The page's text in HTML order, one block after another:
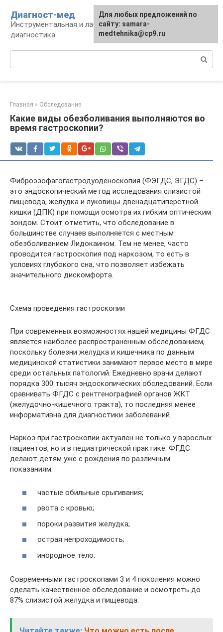
контенту
Диагност-мед
Инструментальная и лабораторная
диагностика
Главная » Обследование
Какие виды обезболивания выполняются во
время гастроскопии?
Фиброэзофагогастродуоденоскопия (ФЭГДС, ЭГДС) –
это эндоскопический метод исследования слизистой
пищевода, желудка и луковицы двенадцатиперстной
кишки (ДПК) при помощи осмотра их гибким оптическим
зондом. Стоит отметить, что обследование в
большинстве случаев выполняется с местным
обезболиванием Лидокаином. Тем не менее, часто
проводится гастроскопия под наркозом, то есть в
условиях глубокого сна, что позволяет избежать
значительного дискомфорта.
Схема проведения гастроскопии
При современных возможностях нашей медицины ФГДС
является наиболее распространенным обследованием,
поскольку болезни желудка и кишечника по данным
медицинской статистики занимают первое место в мире
среди остальных патологий. Ежедневно врачи делают
порядка 300 тысяч эндоскопических обследований. Если
сравнивать ФГДС с рентгенографией органов ЖКТ
(желудочно-кишечного тракта), то последняя менее
информативна для диагностики заболеваний.
Наркоз при гастроскопии актуален не только у взрослых
пациентов, но и в педиатрической практике. ФГДС
делают детям уже с рождения по различным
показаниям:
частые обильные срыгивания;
рвота с кровью;
пороки развития желудка;
острая непроходимость;
инородное тело.
Современными гастроскопами 3 и 4 поколения можно
сделать качественное обследование и осмотреть до
87% слизистой желудка и пищевода.
Для любых предложений по
сайту: samara-
medtehnika@cp9.ru